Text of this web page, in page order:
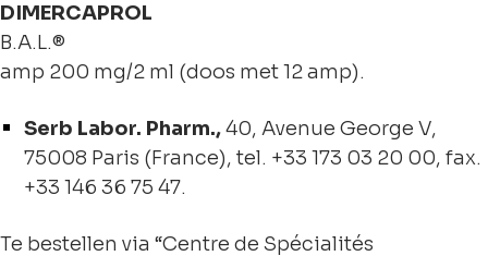
DIMERCAPROL
B.A.L.®
amp 200 mg/2 ml (doos met 12 amp).
Serb Labor. Pharm.,40, Avenue George V,
75008 Paris (France), tel. +33 173 03 20 00, fax.
+33 146 36 75 47.
Te bestellen via “Centre de Spécialités